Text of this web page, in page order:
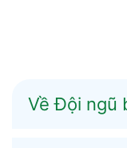
Về Đội ngũ